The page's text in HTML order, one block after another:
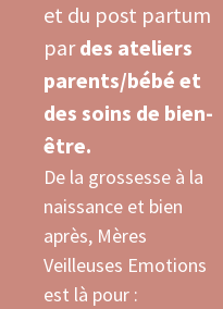
et du post partum
pardes ateliers
parents/bébé et
des soins de bien-
être.
De la grossesse à la
naissance et bien
après, Mères
Veilleuses Emotions
est là pour :